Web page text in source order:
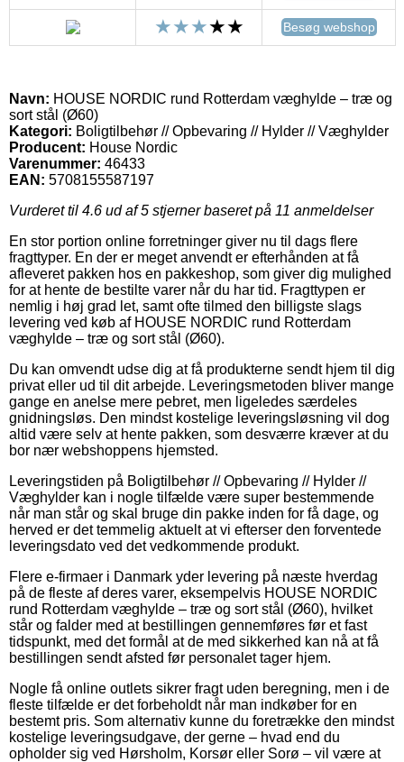
Besøg webshop
Navn: HOUSE NORDIC rund Rotterdam væghylde – træ og
sort stål (Ø60)
Kategori: Boligtilbehør // Opbevaring // Hylder // Væghylder
Producent: House Nordic
Varenummer: 46433
EAN: 5708155587197
Vurderet til 4.6 ud af 5 stjerner baseret på 11 anmeldelser
En stor portion online forretninger giver nu til dags flere
fragttyper. En der er meget anvendt er efterhånden at få
afleveret pakken hos en pakkeshop, som giver dig mulighed
for at hente de bestilte varer når du har tid. Fragttypen er
nemlig i høj grad let, samt ofte tilmed den billigste slags
levering ved køb af HOUSE NORDIC rund Rotterdam
væghylde – træ og sort stål (Ø60).
Du kan omvendt udse dig at få produkterne sendt hjem til dig
privat eller ud til dit arbejde. Leveringsmetoden bliver mange
gange en anelse mere pebret, men ligeledes særdeles
gnidningsløs. Den mindst kostelige leveringsløsning vil dog
altid være selv at hente pakken, som desværre kræver at du
bor nær webshoppens hjemsted.
Leveringstiden på Boligtilbehør // Opbevaring // Hylder //
Væghylder kan i nogle tilfælde være super bestemmende
når man står og skal bruge din pakke inden for få dage, og
herved er det temmelig aktuelt at vi efterser den forventede
leveringsdato ved det vedkommende produkt.
Flere e-firmaer i Danmark yder levering på næste hverdag
på de fleste af deres varer, eksempelvis HOUSE NORDIC
rund Rotterdam væghylde – træ og sort stål (Ø60), hvilket
står og falder med at bestillingen gennemføres før et fast
tidspunkt, med det formål at de med sikkerhed kan nå at få
bestillingen sendt afsted før personalet tager hjem.
Nogle få online outlets sikrer fragt uden beregning, men i de
fleste tilfælde er det forbeholdt når man indkøber for en
bestemt pris. Som alternativ kunne du foretrække den mindst
kostelige leveringsudgave, der gerne – hvad end du
opholder sig ved Hørsholm, Korsør eller Sorø – vil være at